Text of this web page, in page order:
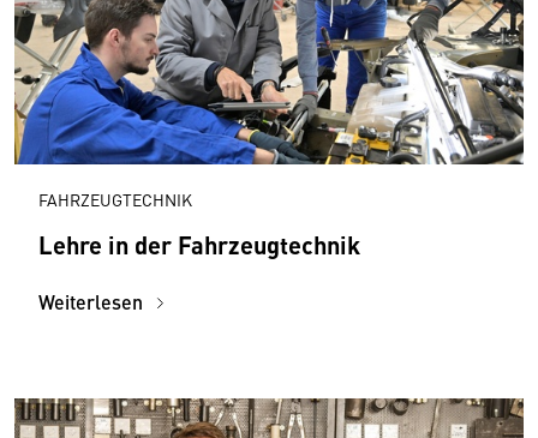
FAHRZEUGTECHNIK
Lehre in der Fahrzeugtechnik
Weiterlesen